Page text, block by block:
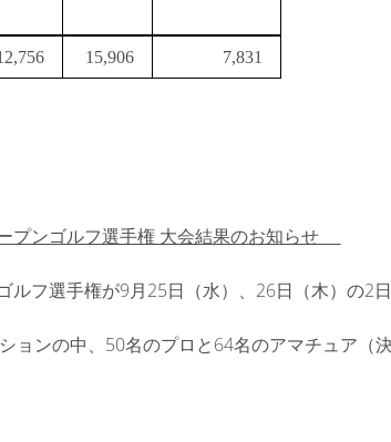
15,906 7,831
プンゴルフ選手権 大会結果のお知らせ
ルフ選手権が9月25日（水）、26日（木）の2日
ョンの中、50名のプロと64名のアマチュア（